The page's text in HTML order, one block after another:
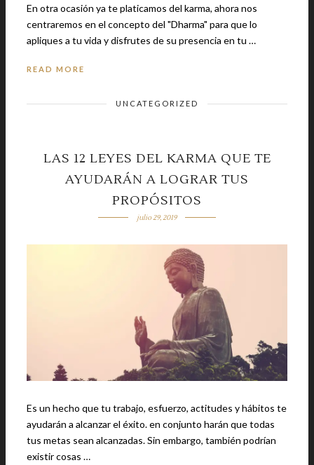
En otra ocasión ya te platicamos del karma, ahora nos
centraremos en el concepto del "Dharma" para que lo
apliques a tu vida y disfrutes de su presencia en tu …
READ MORE
UNCATEGORIZED
LAS 12 LEYES DEL KARMA QUE TE
AYUDARÁN A LOGRAR TUS
PROPÓSITOS
julio 29, 2019
Es un hecho que tu trabajo, esfuerzo, actitudes y hábitos te
ayudarán a alcanzar el éxito. en conjunto harán que todas
tus metas sean alcanzadas. Sin embargo, también podrían
existir cosas …